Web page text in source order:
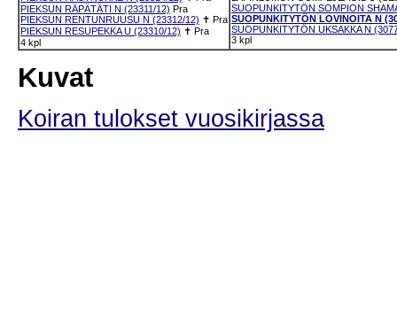
PIEKSUN RÄPÄTÄTI N (23311/12) Pra
PIEKSUN RENTUNRUUSU N (23312/12) ✝ Pra
PIEKSUN RESUPEKKA U (23310/12) ✝ Pra
4 kpl
SUOPUNKITYTÖN SOMPION
SUOPUNKITYTÖN LOVINOITA N
SUOPUNKITYTÖN UKSAKKA N
3 kpl
Kuvat
Koiran tulokset vuosikirjassa